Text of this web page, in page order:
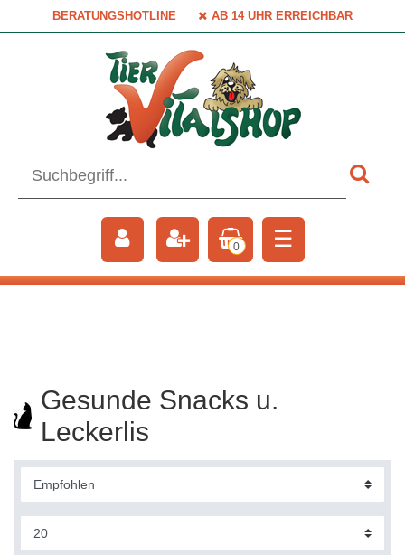
BERATUNGSHOTLINE AB 14 UHR ERREICHBAR
0 ☰
Gesunde Snacks u.
Leckerlis